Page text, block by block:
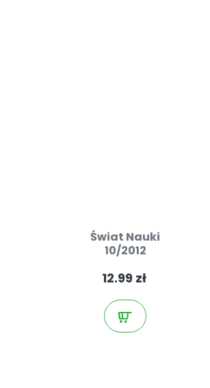
Świat Nauki
10/2012
12.99 zł